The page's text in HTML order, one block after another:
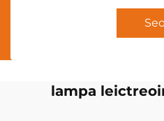
lampa